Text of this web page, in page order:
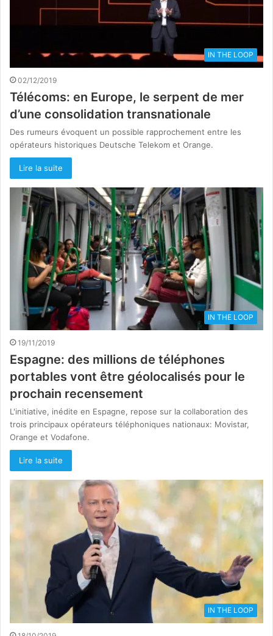
IN THE LOOP
02/12/2019
Télécoms: en Europe, le serpent de mer
d’une consolidation transnationale
Des rumeurs évoquent un possible rapprochement entre les
opérateurs historiques Deutsche Telekom et Orange.
Lire la suite
IN THE LOOP
19/11/2019
Espagne: des millions de téléphones
portables vont être géolocalisés pour le
prochain recensement
L'initiative, inédite en Espagne, repose sur la collaboration des
trois principaux opérateurs téléphoniques nationaux: Movistar,
Orange et Vodafone.
Lire la suite
IN THE LOOP